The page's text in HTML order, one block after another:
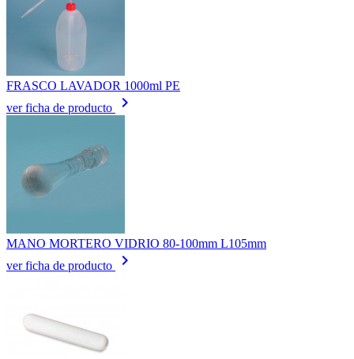
FRASCO LAVADOR 1000ml PE
ver ficha de producto
keyboard_arrow_right
MANO MORTERO VIDRIO 80-100mm L105mm
ver ficha de producto
keyboard_arrow_right